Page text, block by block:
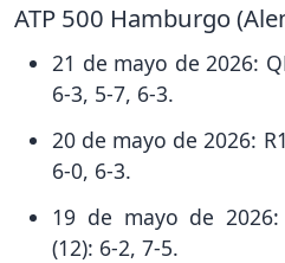
ATP 500 Hamburgo
21 de mayo de 2026:
6-3, 5-7, 6-3.
20 de mayo de 2026:
6-0, 6-3.
19 de mayo de
(12): 6-2, 7-5.